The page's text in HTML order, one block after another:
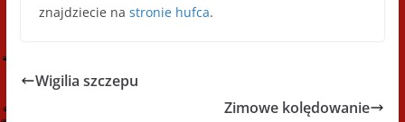
znajdziecie na stronie hufca.
Wigilia szczepu
Zimowe kolędowanie